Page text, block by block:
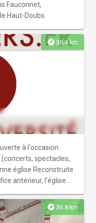
Fauconnet,
Haut-Doubs.
explore 36.4 km
à l'occasion
spectacles,
église Reconstruite
antérieur, l'église
flanquant
et un choeur
explore 36.8 km